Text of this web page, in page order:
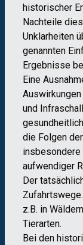
historischer
Nachteile
Unklarheiten
genannten
Ergebnisse
Eine
und
die Folgen
insbesondere
aufwendiger
Der
z.B. in
Tierarten.
Bei den